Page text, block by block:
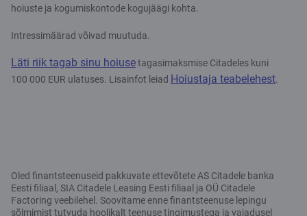
hoiuste ja kogumiskontode kogujäägi kohta.
Intressimäärad võivad muutuda.
Läti riik tagab sinu hoiusetagasimaksmise Citadeles kuni
100 000 EUR ulatuses. Lisainfot leiad Hoiustaja teabelehest.
Oled finantsteenuseid pakkuvate ettevõtete AS Citadele banka
Eesti filiaal, SIA Citadele Leasing Eesti filiaal ja OÜ Citadele
Factoring veebilehel. Soovitame enne finantsteenuse lepingu
sõlmimist tutvuda hoolikalt teenuse tingimustega ja vajadusel